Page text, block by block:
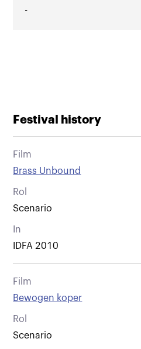
-
Festival history
Film
Brass Unbound
Rol
Scenario
In
IDFA 2010
Film
Bewogen koper
Rol
Scenario